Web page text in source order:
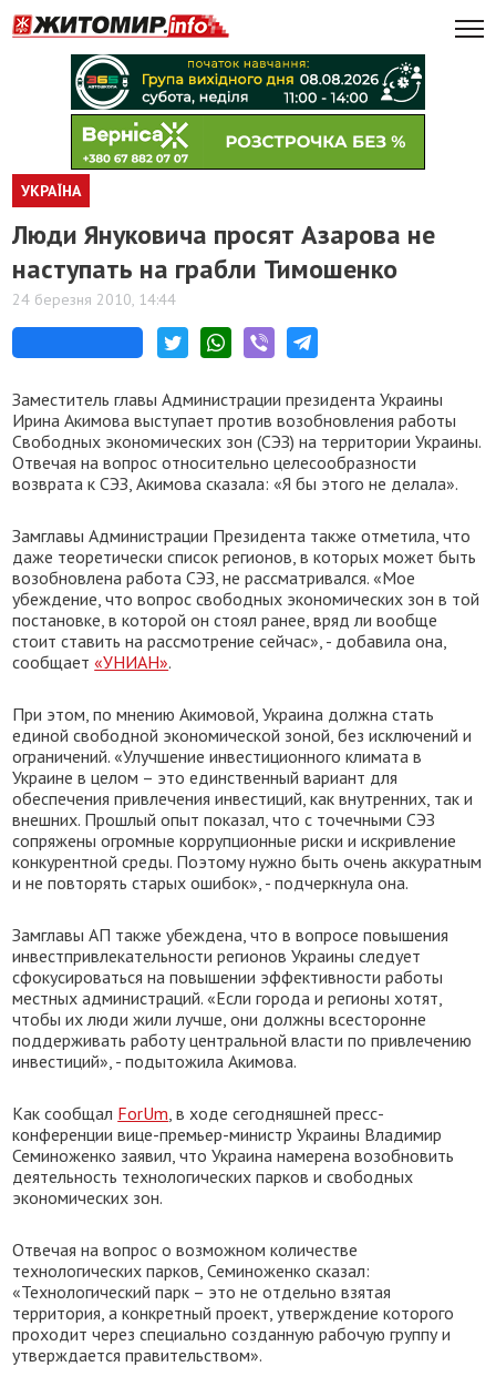
УКРАЇНА
Люди Януковича просят Азарова не
наступать на грабли Тимошенко
24 березня 2010, 14:44
Заместитель главы Администрации президента Украины
Ирина Акимова выcтупает против возобновления работы
Свободных экономических зон (СЭЗ) на территории Украины.
Отвечая на вопрос относительно целесообразности
возврата к СЭЗ, Акимова сказала: «Я бы этого не делала».
Замглавы Администрации Президента также отметила, что
даже теоретически список регионов, в которых может быть
возобновлена работа СЭЗ, не рассматривался. «Мое
убеждение, что вопрос свободных экономических зон в той
постановке, в которой он стоял ранее, вряд ли вообще
стоит ставить на рассмотрение сейчас», - добавила она,
сообщает«УНИАН».
При этом, по мнению Акимовой, Украина должна стать
единой свободной экономической зоной, без исключений и
ограничений. «Улучшение инвестиционного климата в
Украине в целом – это единственный вариант для
обеспечения привлечения инвестиций, как внутренних, так и
внешних. Прошлый опыт показал, что с точечными СЭЗ
сопряжены огромные коррупционные риски и искривление
конкурентной среды. Поэтому нужно быть очень аккуратным
и не повторять старых ошибок», - подчеркнула она.
Замглавы АП также убеждена, что в вопросе повышения
инвестпривлекательности регионов Украины следует
сфокусироваться на повышении эффективности работы
местных администраций. «Если города и регионы хотят,
чтобы их люди жили лучше, они должны всесторонне
поддерживать работу центральной власти по привлечению
инвестиций», - подытожила Акимова.
Как сообщал ForUm, в ходе сегодняшней пресс-
конференции вице-премьер-министр Украины Владимир
Семиноженко заявил, что Украина намерена возобновить
деятельность технологических парков и свободных
экономических зон.
Отвечая на вопрос о возможном количестве
технологических парков, Семиноженко сказал:
«Технологический парк – это не отдельно взятая
территория, а конкретный проект, утверждение которого
проходит через специально созданную рабочую группу и
утверждается правительством».